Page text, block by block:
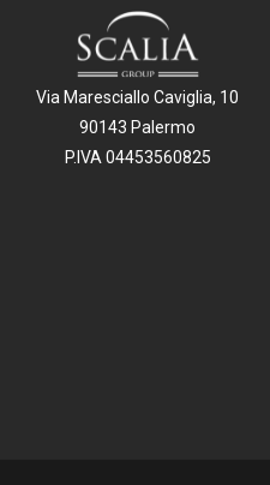
Via Maresciallo Caviglia, 10
90143 Palermo
P.IVA 04453560825